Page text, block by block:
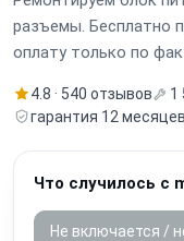
разъемы. Бесплатно
оплату только по
4.8 · 540 отзывов
1
гарантия 12 месяцев
Что случилось с
Не включается /